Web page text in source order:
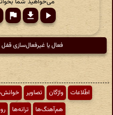
فعال یا غیرفعال‌سازی
اطّلاعات واژگان تصاویر
هم‌آهنگ‌ها
ترانه‌ها